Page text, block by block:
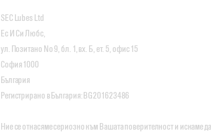
SEC Lubes Ltd
Ес И Си Любс,
ул. Позитано Nо 9, бл. 1, вх. Б, ет. 5, офис 15
София 1000
България
Регистрирано в България: BG201623486
Ние се отнасяме сериозно към Вашата поверителност и искаме